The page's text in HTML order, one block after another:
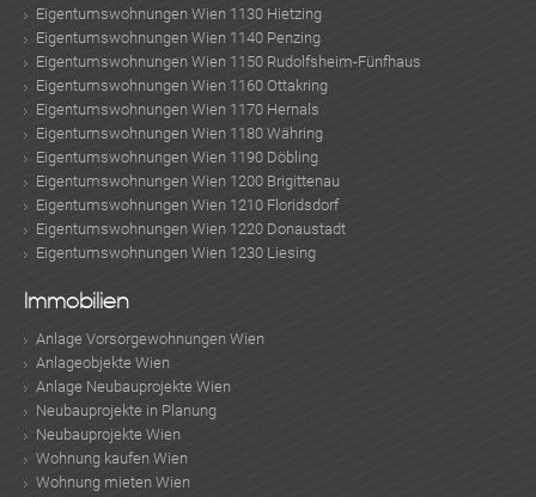
Eigentumswohnungen Wien 1130 Hietzing
Eigentumswohnungen Wien 1140 Penzing
Eigentumswohnungen Wien 1150 Rudolfsheim-Fünfhaus
Eigentumswohnungen Wien 1160 Ottakring
Eigentumswohnungen Wien 1170 Hernals
Eigentumswohnungen Wien 1180 Währing
Eigentumswohnungen Wien 1190 Döbling
Eigentumswohnungen Wien 1200 Brigittenau
Eigentumswohnungen Wien 1210 Floridsdorf
Eigentumswohnungen Wien 1220 Donaustadt
Eigentumswohnungen Wien 1230 Liesing
Immobilien
Anlage Vorsorgewohnungen Wien
Anlageobjekte Wien
Anlage Neubauprojekte Wien
Neubauprojekte in Planung
Neubauprojekte Wien
Wohnung kaufen Wien
Wohnung mieten Wien